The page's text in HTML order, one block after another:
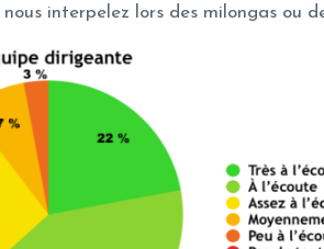
interpelez lors des milongas ou